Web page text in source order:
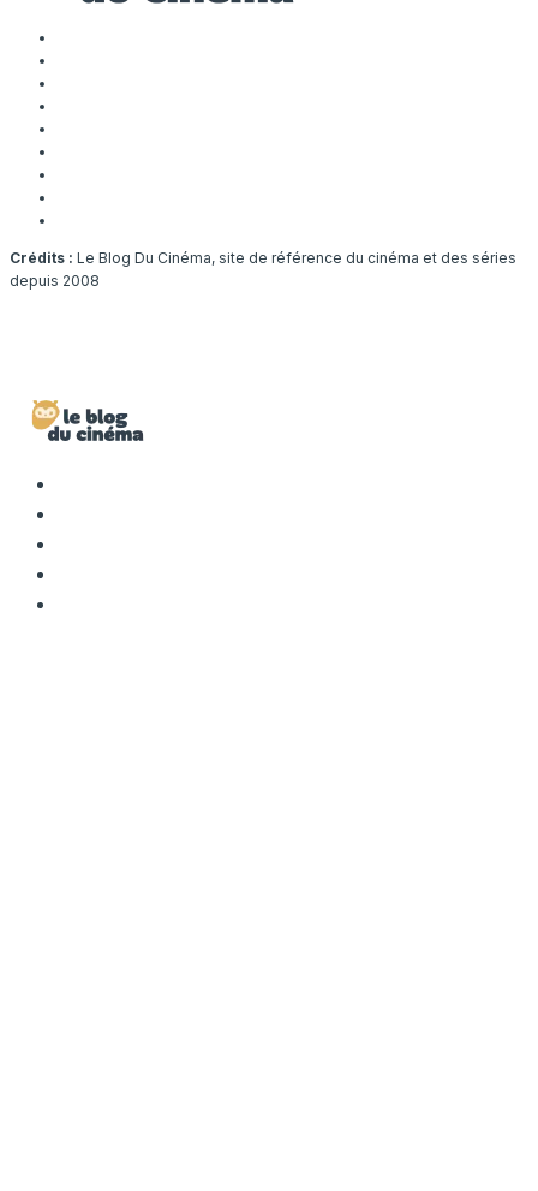
Crédits : Le Blog Du Cinéma, site de référence du cinéma et des séries
depuis 2008